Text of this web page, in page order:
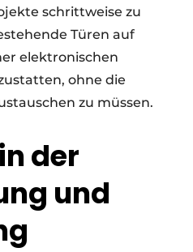
schrittweise zu
Türen auf
elektronischen
ohne die
zu müssen.
der
und